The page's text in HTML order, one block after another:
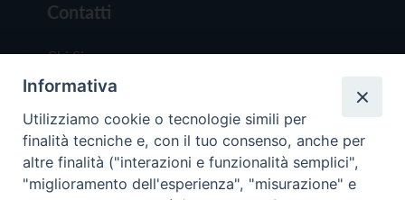
Contatti
Chi Siamo
Redazione
Scrivici
Informativa
Utilizziamo cookie o tecnologie simili per
finalità tecniche e, con il tuo consenso, anche per
altre finalità ("interazioni e funzionalità semplici",
"miglioramento dell'esperienza", "misurazione" e